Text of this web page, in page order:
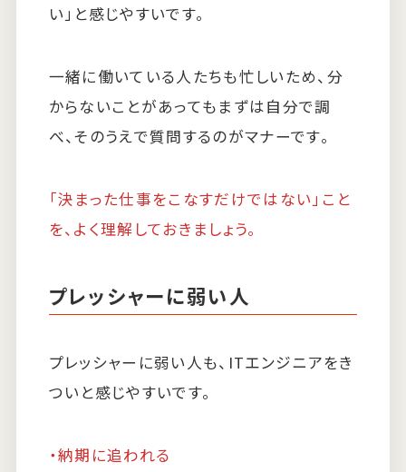
い」と感じやすいです。
一緒に働いている人たちも忙しいため、分
からないことがあってもまずは自分で調
べ、そのうえで質問するのがマナーです。
「決まった仕事をこなすだけではない」こと
を、よく理解しておきましょう。
プレッシャーに弱い人
プレッシャーに弱い人も、ITエンジニアをき
ついと感じやすいです。
・納期に追われる